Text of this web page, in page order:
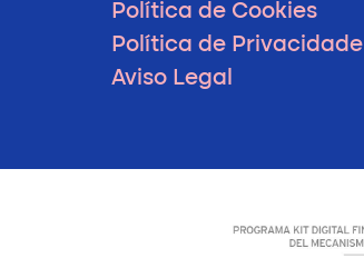
Política de Cookies
Política de Privacidade
Aviso Legal